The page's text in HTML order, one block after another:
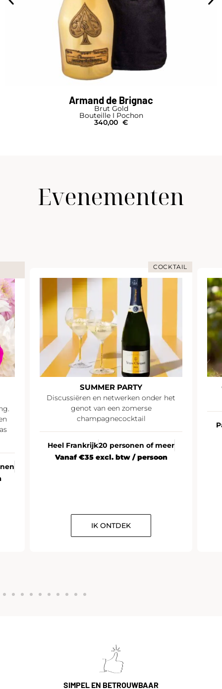
Armand de Brignac
Brut Gold
Bouteille I Pochon
340,00 €
Evenementen
COCKTAIL
SUMMER PARTY
Discussiëren en netwerken onder het
genot van een zomerse
champagnecocktail
Heel Frankrijk20 personen of meer
Vanaf €35 excl. btw / persoon
IK ONTDEK
SIMPEL EN BETROUWBAAR